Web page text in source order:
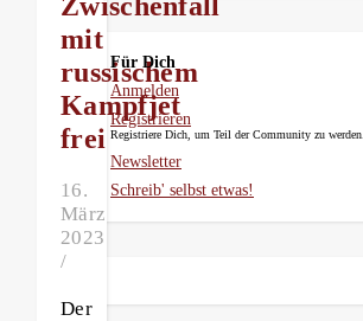
mit
russischem
Kampfjet
frei
16.
März
2023
/
Der
Für Dich
Anmelden
Registrieren
Registriere Dich, um Teil der Community zu werden.
Newsletter
Schreib' selbst etwas!